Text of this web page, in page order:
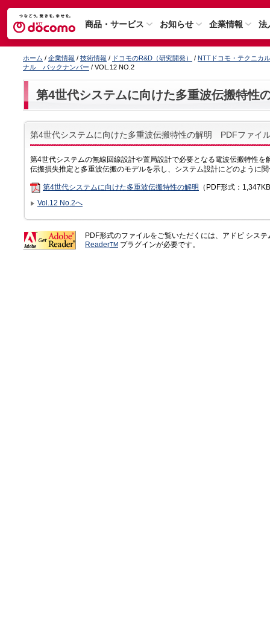
商品・サービス お知らせ 企業情報 法
ホーム / 企業情報 / 技術情報 / ドコモのR&D（研究開発） / NTTドコモ・テクニカ
ナル バックナンバー / VOL.12 NO.2
第4世代システムに向けた多重波伝搬特性
第4世代システムに向けた多重波伝搬特性の解明 PDFファイ
第4世代システムの無線回線設計や置局設計で必要となる電波伝搬特性
伝搬損失推定と多重波伝搬のモデルを示し、システム設計にどのように
第4世代システムに向けた多重波伝搬特性の解明 （PDF形式：
Vol.12 No.2へ
PDF形式のファイルをご覧いただくには、アドビ シス
ReaderTM プラグインが必要です。